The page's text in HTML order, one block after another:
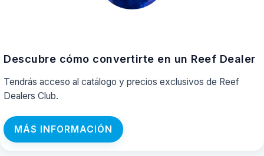
Descubre cómo convertirte en un Reef Dealer
Tendrás acceso al catálogo y precios exclusivos de Reef
Dealers Club.
MÁS INFORMACIÓN